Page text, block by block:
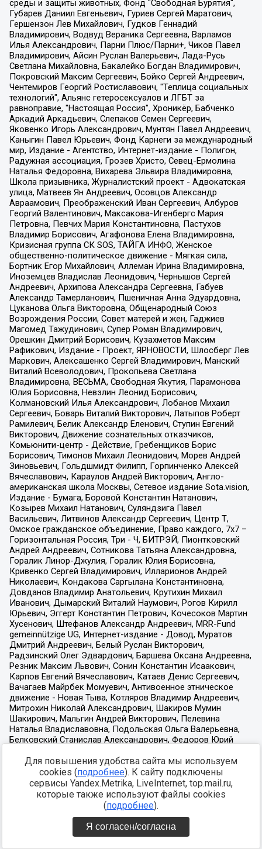
Для повышения удобства сайта мы используем
cookies (подробнее). К сайту подключены
сервисы Yandex.Metrika, LiveInternet, top.mail.ru,
которые также используют файлы cookies
(подробнее).
Я согласен/согласна